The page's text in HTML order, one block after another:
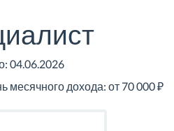
04.06.2026
месячного дохода: от 70 000 ₽